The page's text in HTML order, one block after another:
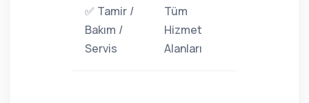
✅ Tamir /
Bakım /
Servis
Tüm
Hizmet
Alanları